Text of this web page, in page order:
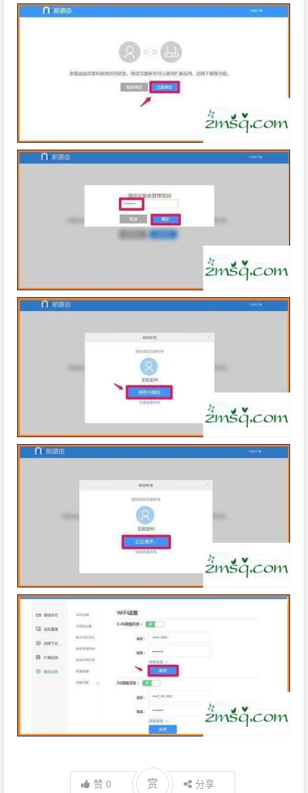
赞0 赏 分享